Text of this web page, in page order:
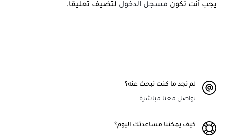
يجب أنت تكون مسجل الدخول لتضيف تعليقاً.
لم تجد ما كنت تبحث عنه؟
تواصل معنا مباشرة
كيف يمكننا مساعدتك اليوم؟